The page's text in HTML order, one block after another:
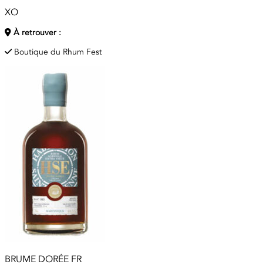
XO
À retrouver :
Boutique du Rhum Fest
BRUME DORÉE FR